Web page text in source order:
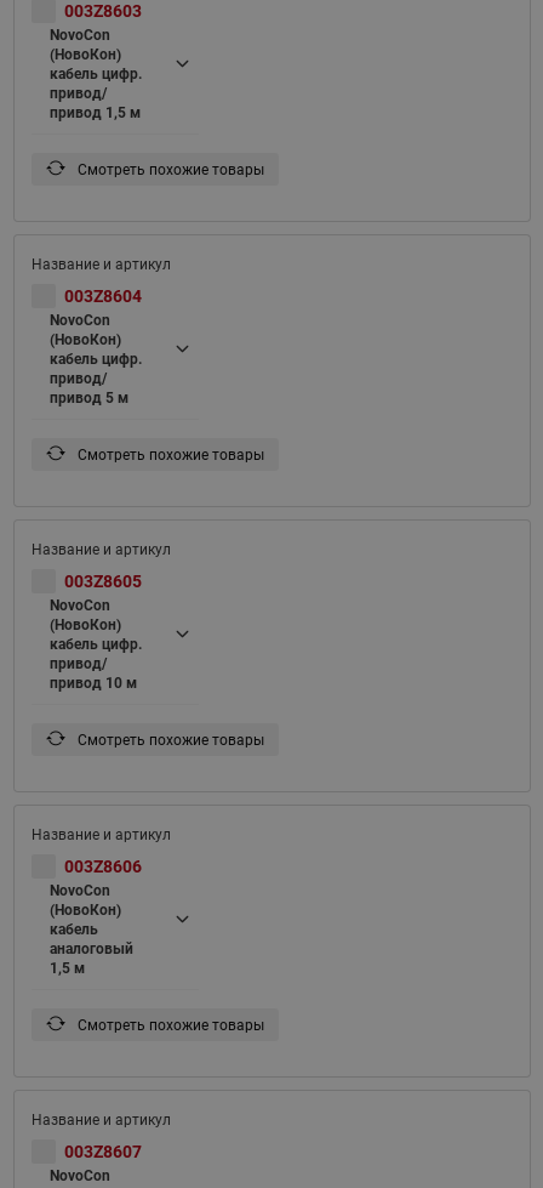
003Z8603
NovoCon
(НовоКон)
кабель цифр.
привод/
привод 1,5 м
Смотреть похожие товары
003Z8604
NovoCon
(НовоКон)
кабель цифр.
привод/
привод 5 м
Смотреть похожие товары
003Z8605
NovoCon
(НовоКон)
кабель цифр.
привод/
привод 10 м
Смотреть похожие товары
003Z8606
NovoCon
(НовоКон)
кабель
аналоговый
1,5 м
Смотреть похожие товары
003Z8607
NovoCon